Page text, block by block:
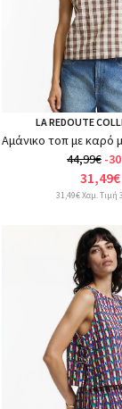
LA REDOUTE
44,99€ -
31,49€
31,49€ Χαμ. Τιμή